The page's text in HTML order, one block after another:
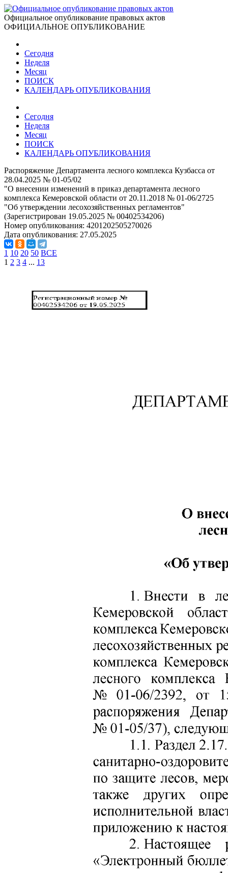
Официальное опубликование правовых актов
ОФИЦИАЛЬНОЕ ОПУБЛИКОВАНИЕ
Сегодня
Неделя
Месяц
ПОИСК
КАЛЕНДАРЬ ОПУБЛИКОВАНИЯ
Сегодня
Неделя
Месяц
ПОИСК
КАЛЕНДАРЬ ОПУБЛИКОВАНИЯ
Распоряжение Департамента лесного комплекса Кузбасса от
28.04.2025 № 01-05/02
"О внесении изменений в приказ департамента лесного
комплекса Кемеровской области от 20.11.2018 № 01-06/2725
"Об утверждении лесохозяйственных регламентов"
(Зарегистрирован 19.05.2025 № 00402534206)
Номер опубликования: 4201202505270026
Дата опубликования: 27.05.2025
1 10 20 50 ВСЕ
1 2 3 4 ... 13